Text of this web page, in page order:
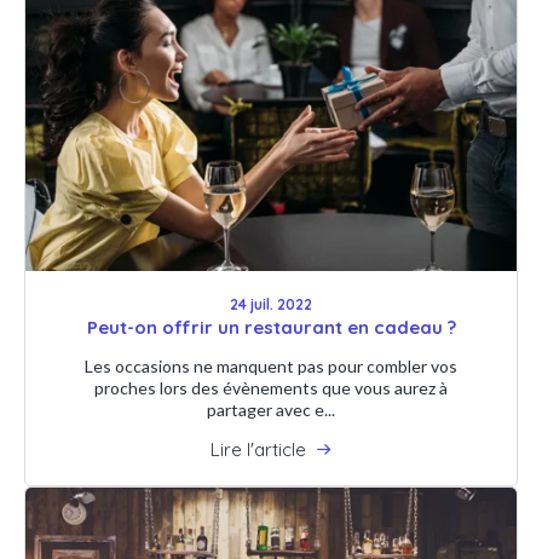
24 juil. 2022
Peut-on offrir un restaurant en cadeau ?
Les occasions ne manquent pas pour combler vos
proches lors des évènements que vous aurez à
partager avec e...
Lire l'article